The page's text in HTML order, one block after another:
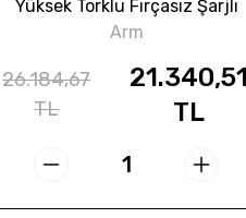
Yüksek Torklu Fırçasız Şarjlı
Somun Sökme
Arm
26.184,67
TL
21.340,51
TL